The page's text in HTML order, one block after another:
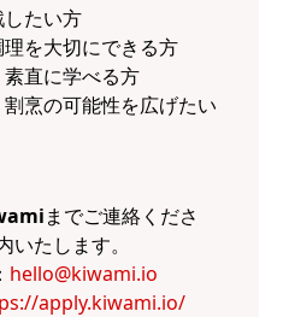
たい方
を大切にできる方
直に学べる方
烹の可能性を広げたい
までご連絡くださ
たします。
： hello@kiwami.io
apply.kiwami.io/